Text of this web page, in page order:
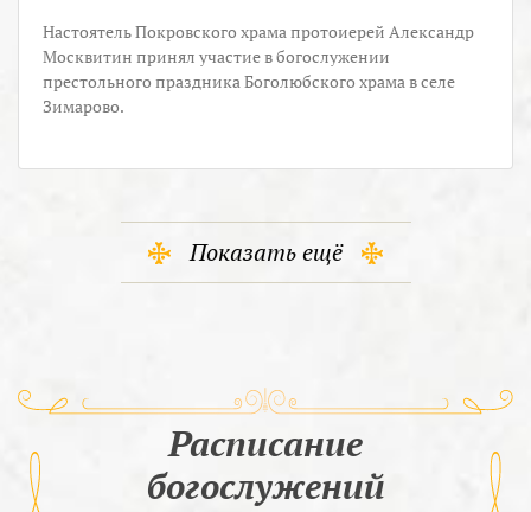
Настоятель Покровского храма протоиерей Александр
Москвитин принял участие в богослужении
престольного праздника Боголюбского храма в селе
Зимарово.
Показать ещё
Расписание
богослужений